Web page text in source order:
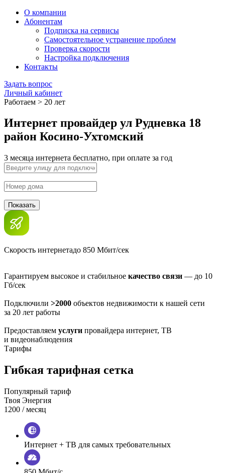
О компании
Абонентам
Подписка на сервисы
Самостоятельное устранение проблем
Проверка скорости
Настройка подключения
Контакты
Задать вопрос
Личный кабинет
Работаем > 20 лет
Интернет провайдер ул Рудневка 18
район Косино-Ухтомский
3 месяца интернета бесплатно, при оплате за год
Показать
Скорость интернетадо 850 Мбит/сек
Гарантируем высокое и стабильное качество связи — до 10
Гб/сек
Подключили >2000 объектов недвижимости к нашей сети
за 20 лет работы
Предоставляем услуги провайдера интернет, ТВ
и видеонаблюдения
Тарифы
Гибкая тарифная сетка
Популярный тариф
Твоя Энергия
1200 / месяц
Интернет + ТВ для самых требовательных